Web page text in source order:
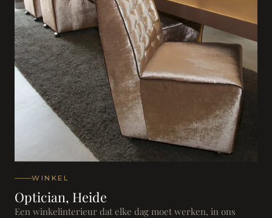
WINKEL
Optician, Heide
Een winkelinterieur dat elke dag moet werken, in ons